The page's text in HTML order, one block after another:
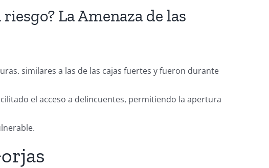
La Amenaza de las
similares a las de las cajas fuertes y fueron durante
el acceso a delincuentes, permitiendo la apertura